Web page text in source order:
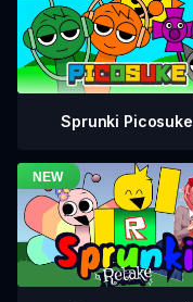
Sprunki Picosuke